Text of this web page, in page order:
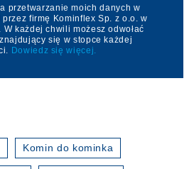
przetwarzanie moich danych w
firmę Kominflex Sp. z o.o. w
każdej chwili możesz odwołać
się w stopce każdej
Dowiedz się więcej.
Komin do kominka